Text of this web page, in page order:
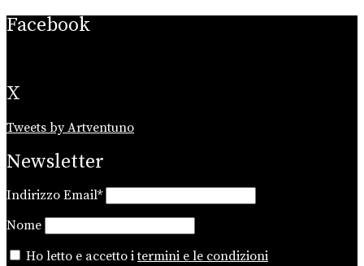
Facebook
X
Tweets by Artventuno
Newsletter
Indirizzo Email*
Nome
Ho letto e accetto itermini e le condizioni